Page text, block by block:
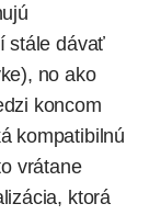
stále dávať
no ako
koncom
kompatibilnú
vrátane
ktorá